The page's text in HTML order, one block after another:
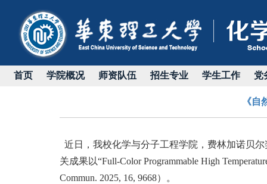
首页 学院概况 师资队伍 招生专业 学生工作 党
《
近日，我校化学与分子工程学院，费林加诺贝
关成果以“Full-Color Programmable High
Commun. 2025, 16, 9668）
。